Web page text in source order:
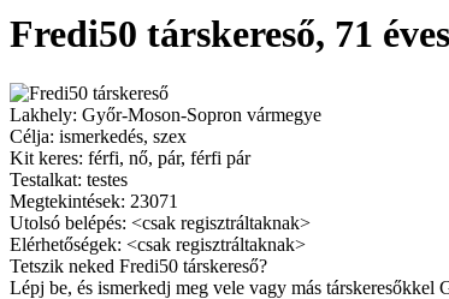
Fredi50 társkereső, 71 éves
Lakhely: Győr-Moson-Sopron vármegye
Célja: ismerkedés, szex
Kit keres: férfi, nő, pár, férfi pár
Testalkat: testes
Megtekintések: 23071
Utolsó belépés: <csak regisztráltaknak>
Elérhetőségek: <csak regisztráltaknak>
Tetszik neked Fredi50 társkereső?
Lépj be, és ismerkedj meg vele vagy más